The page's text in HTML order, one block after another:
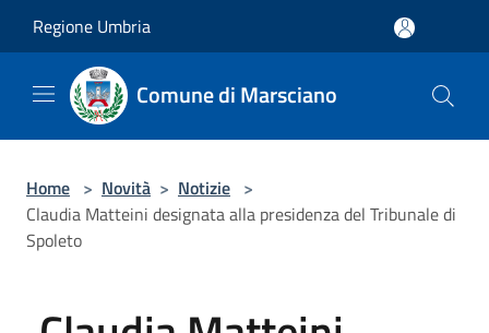
Regione Umbria
Comune di Marsciano
Home > Novità > Notizie >
Claudia Matteini designata alla presidenza del Tribunale di
Spoleto